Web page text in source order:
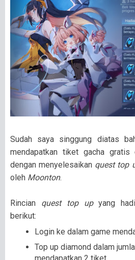
Sudah saya singgung diatas
mendapatkan tiket gacha gratis
dengan menyelesaikan quest top
oleh Moonton.
Rincian quest top upyang
berikut:
Login ke dalam game
Top up diamond dalam